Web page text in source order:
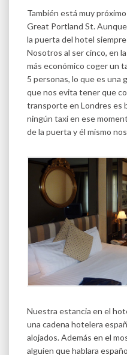
También está muy
Great Portland St.
la puerta del hotel
Nosotros al ser cinco, en
más económico coger un
5 personas, lo que es una
que nos evita tener que
transporte en Londres es
ningún taxi en ese
de la puerta y él mismo
Nuestra estancia en el
una cadena hotelera
alojados. Además en el
alguien que hablara